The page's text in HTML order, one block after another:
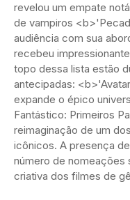
revelou um empate
de vampiros
audiência com sua
recebeu
topo dessa lista estão
antecipadas:
expande o épico
Fantástico: Primeiros
reimaginação de um
icônicos. A presença
número de nomeações
criativa dos filmes de